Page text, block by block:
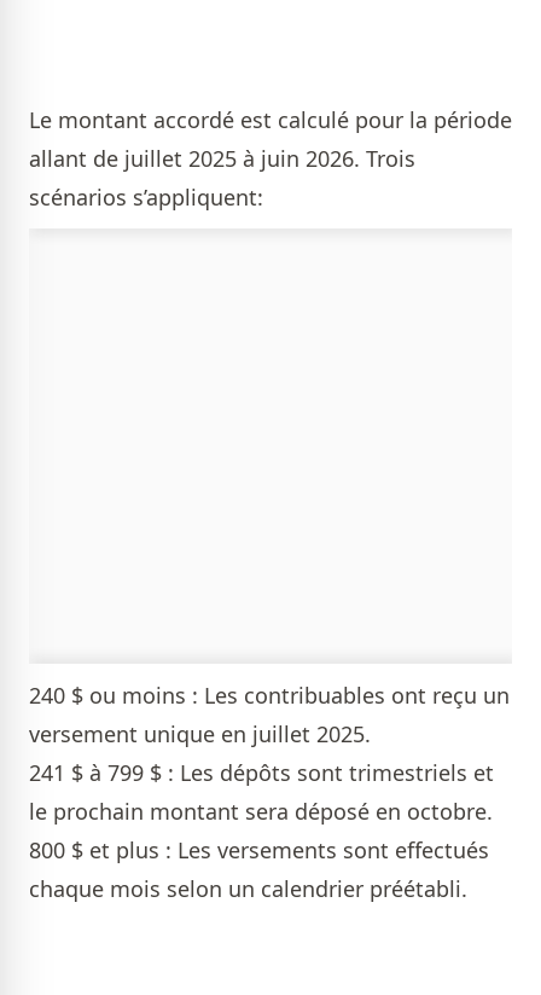
Le montant accordé est calculé pour la période
allant de juillet 2025 à juin 2026. Trois
scénarios s’appliquent:
240 $ ou moins : Les contribuables ont reçu un
versement unique en juillet 2025.
241 $ à 799 $ : Les dépôts sont trimestriels et
le prochain montant sera déposé en octobre.
800 $ et plus : Les versements sont effectués
chaque mois selon un calendrier préétabli.